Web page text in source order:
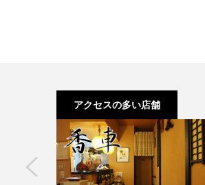
アクセスの多い店舗